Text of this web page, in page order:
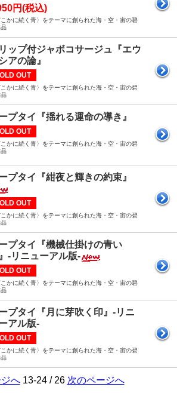
円(税込)
こかに続く青〉をテーマに創られた海・空・宙の碧
ップ付ジャボコサージュ『エウ
アの論』
OUT
こかに続く青〉をテーマに創られた海・空・宙の碧
プタイ『揺れる運命の導き』
OUT
こかに続く青〉をテーマに創られた海・空・宙の碧
プタイ『紺夜と輝きの約束』
OUT
こかに続く青〉をテーマに創られた海・空・宙の碧
プタイ『機械仕掛けの青い
-リニューアル版-
OUT
こかに続く青〉をテーマに創られた海・空・宙の碧
プタイ『月に芽吹く印』-リニ
アル版-
OUT
こかに続く青〉をテーマに創られた海・空・宙の碧
へ13-24 / 26 次のページへ